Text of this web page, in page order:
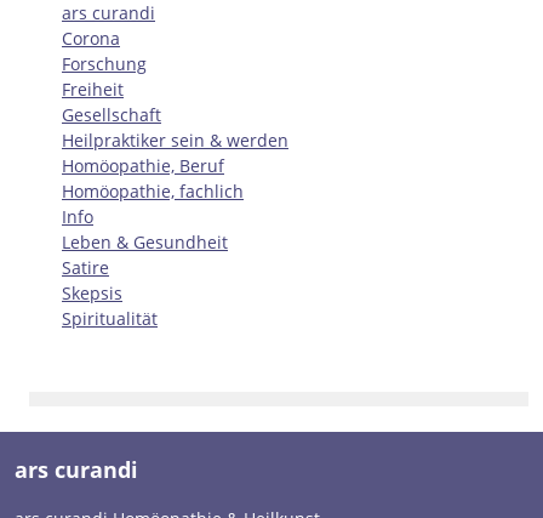
ars curandi
Corona
Forschung
Freiheit
Gesellschaft
Heilpraktiker sein & werden
Homöopathie, Beruf
Homöopathie, fachlich
Info
Leben & Gesundheit
Satire
Skepsis
Spiritualität
ars curandi